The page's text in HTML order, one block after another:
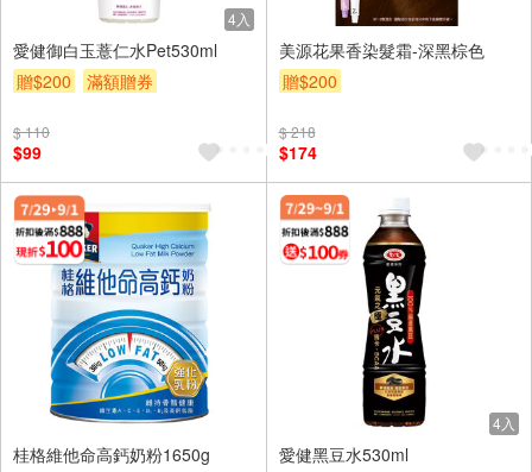
4入
愛健御白玉薏仁水Pet530ml
贈$200
滿額贈券
$ 110
$99
美源花果香染髮霜-深黑棕色
贈$200
$ 218
$174
桂格維他命高鈣奶粉1650g
4入
愛健黑豆水530ml